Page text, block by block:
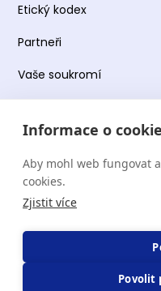
Informace o
Aby mohl web fungovat
cookies.
Zjistit více
Povolit
Etický kodex
Partneři
Vaše soukromí
Obchodní podmínky
Podmínky používání
Copyright Terapie